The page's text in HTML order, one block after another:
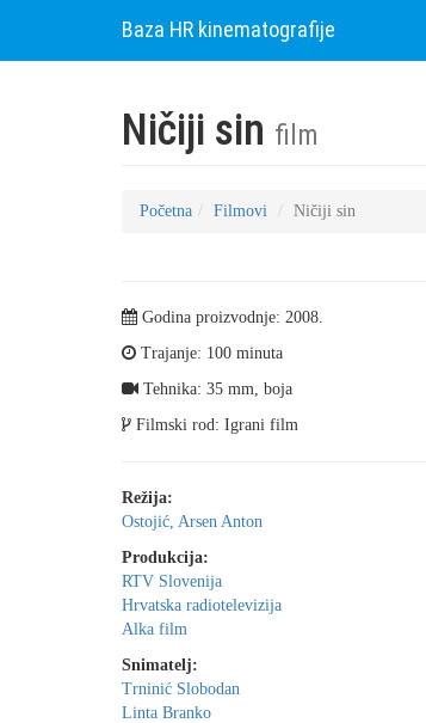
Baza HR kinematografije
Ničiji sin film
Početna Filmovi Ničiji sin
Godina proizvodnje: 2008.
Trajanje: 100 minuta
Tehnika: 35 mm, boja
Filmski rod: Igrani film
Režija:
Ostojić, Arsen Anton
Produkcija:
RTV Slovenija
Hrvatska radiotelevizija
Alka film
Snimatelj:
Trninić Slobodan
Linta Branko